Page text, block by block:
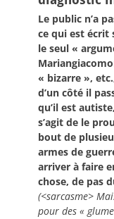
Le public n’a
ce qui est écrit
le seul «
« bizarre »,
d’un côté il
qu’il est
s’agit de le
bout de
armes de
arriver à faire
chose, de pas
(<sarcasme>
pour des «